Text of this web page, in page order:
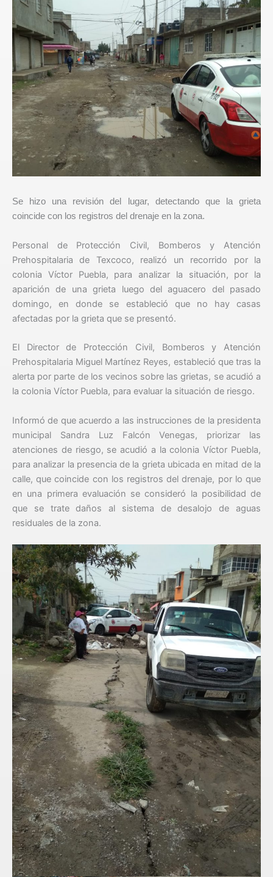
Se hizo una revisión del lugar, detectando que la grieta
coincide con los registros del drenaje en la zona.
Personal de Protección Civil, Bomberos y Atención
Prehospitalaria de Texcoco, realizó un recorrido por la
colonia Víctor Puebla, para analizar la situación, por la
aparición de una grieta luego del aguacero del pasado
domingo, en donde se estableció que no hay casas
afectadas por la grieta que se presentó.
El Director de Protección Civil, Bomberos y Atención
Prehospitalaria Miguel Martínez Reyes, estableció que tras la
alerta por parte de los vecinos sobre las grietas, se acudió a
la colonia Víctor Puebla, para evaluar la situación de riesgo.
Informó de que acuerdo a las instrucciones de la presidenta
municipal Sandra Luz Falcón Venegas, priorizar las
atenciones de riesgo, se acudió a la colonia Víctor Puebla,
para analizar la presencia de la grieta ubicada en mitad de la
calle, que coincide con los registros del drenaje, por lo que
en una primera evaluación se consideró la posibilidad de
que se trate daños al sistema de desalojo de aguas
residuales de la zona.